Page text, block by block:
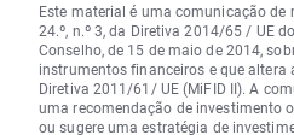
Este material é uma comunicação
24.º, n.º 3, da Diretiva 2014/65 / UE
Conselho, de 15 de maio de 2014,
instrumentos financeiros e que altera
Diretiva 2011/61/ UE (MiFID II). A
uma recomendação de investimento
ou sugere uma estratégia de